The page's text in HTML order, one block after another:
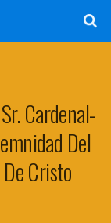
Cardenal-
Del
Cristo